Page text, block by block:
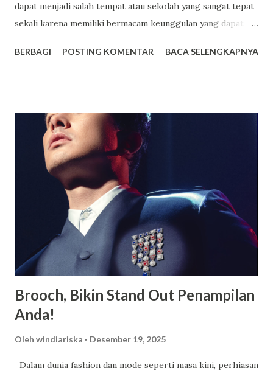
dapat menjadi salah tempat atau sekolah yang sangat tepat
sekali karena memiliki bermacam keunggulan yang dapat
sekolah anak. Dwi Warna sendiri ialah sekolah yang
yang sekolah di tempat tersebut. Bagi yang berencana
untuk menyekolahkan anaknya di tempat tersebut berikut
akan saya paparkan beberapa keunggulannya. Fasilitas
Modern dan Lengkap, Selain memiliki suatu asrama yang
luas dan juga nyaman untuk ditempati oleh para siswa
maupun siswi, terdapat berbagai macam fasilitas lainnya
yang juga dimiliki oleh SMA Dwi Warna untuk menunjang
kegiatan belajar siswa. SMA Dwi Warna pun ialah suatu
sekolah yang memiliki area sangat luas serta memiliki l...
BERBAGI POSTING KOMENTAR BACA SELENGKAPNYA
Brooch, Bikin Stand Out Penampilan
Anda!
Oleh windiariska Desember 19, 2025
Dalam dunia fashion dan mode seperti masa kini, perhiasan